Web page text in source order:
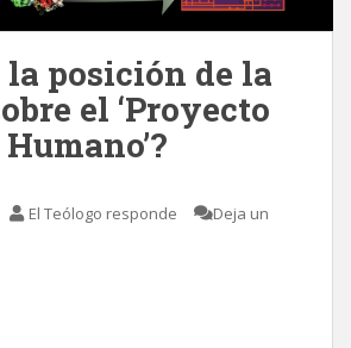
la posición de la
el ‘Proyecto
El Teólogo responde
Deja un